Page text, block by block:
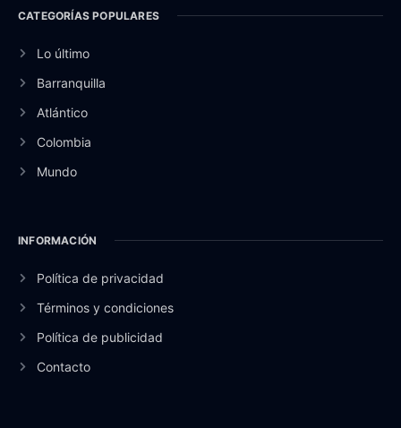
CATEGORÍAS POPULARES
Lo último
Barranquilla
Atlántico
Colombia
Mundo
INFORMACIÓN
Política de privacidad
Términos y condiciones
Política de publicidad
Contacto